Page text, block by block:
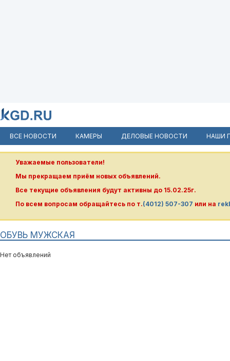
ВСЕ НОВОСТИ КАМЕРЫ ДЕЛОВЫЕ НОВОСТИ НАШИ
Уважаемые пользователи!
Мы прекращаем приём новых объявлений.
Все текущие объявления будут активны до 15.02.25г.
По всем вопросам обращайтесь по т.(4012) 507-307 или на
ОБУВЬ МУЖСКАЯ
Нет объявлений